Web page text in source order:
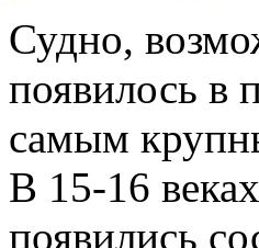
Судно,
появилось в
самым
В 15-16
появились